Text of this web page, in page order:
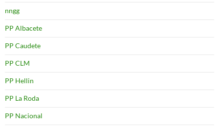
nngg
PP Albacete
PP Caudete
PP CLM
PP Hellin
PP La Roda
PP Nacional